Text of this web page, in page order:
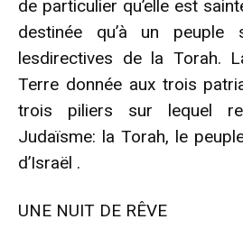
de particulier qu’elle est
destinée qu’à un peuple
lesdirectives de la Torah.
Terre donnée aux trois
trois piliers sur lequel
Judaïsme: la Torah, le
d’Israël .
UNE NUIT DE RÊVE